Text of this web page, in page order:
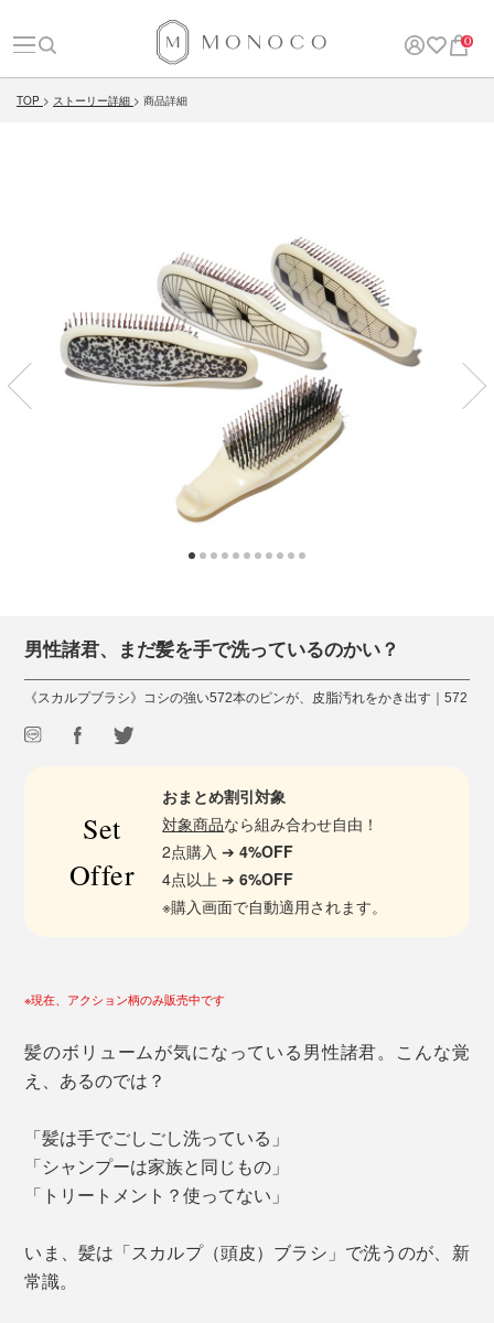
0
TOP ストーリー詳細 商品詳細
男性諸君、まだ髪を手で洗っているのかい？
《スカルプブラシ》コシの強い572本のピンが、皮脂汚れをかき出す｜572
Set
Offer
おまとめ割引対象
対象商品なら組み合わせ自由！
2点購入 ➔4%OFF
4点以上 ➔6%OFF
※購入画面で自動適用されます。
※現在、アクション柄のみ販売中です
髪のボリュームが気になっている男性諸君。こんな覚
え、あるのでは？
「髪は手でごしごし洗っている」
「シャンプーは家族と同じもの」
「トリートメント？使ってない」
いま、髪は「スカルプ（頭皮）ブラシ」で洗うのが、新
常識。